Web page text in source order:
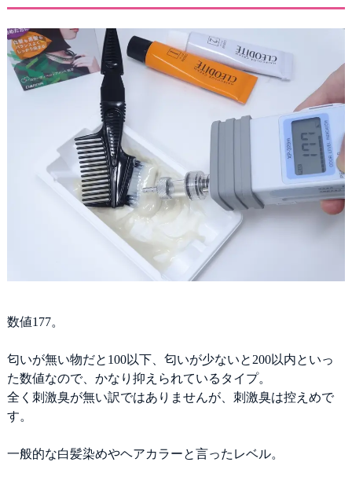
数値177。
匂いが無い物だと100以下、匂いが少ないと200以内といっ
た数値なので、かなり抑えられているタイプ。
全く刺激臭が無い訳ではありませんが、刺激臭は控えめで
す。
一般的な白髪染めやヘアカラーと言ったレベル。